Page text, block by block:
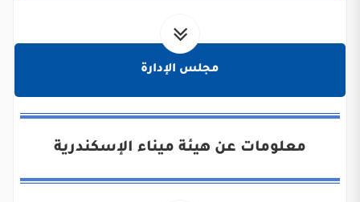
مجلس الإدارة
معلومات عن هيئة ميناء الإسكندرية